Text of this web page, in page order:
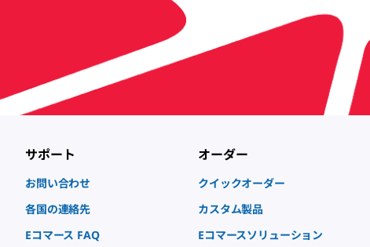
サポート
お問い合わせ
各国の連絡先
Eコマース FAQ
オーダー
クイックオーダー
カスタム製品
Eコマースソリューション